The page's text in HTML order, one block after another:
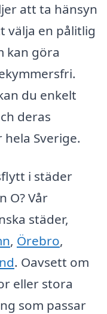
att ta hänsyn
välja en pålitlig
kan göra
du enkelt
deras
Sverige.
i städer
O? Vår
städer,
, Örebro,
. Oavsett om
eller stora
som passar